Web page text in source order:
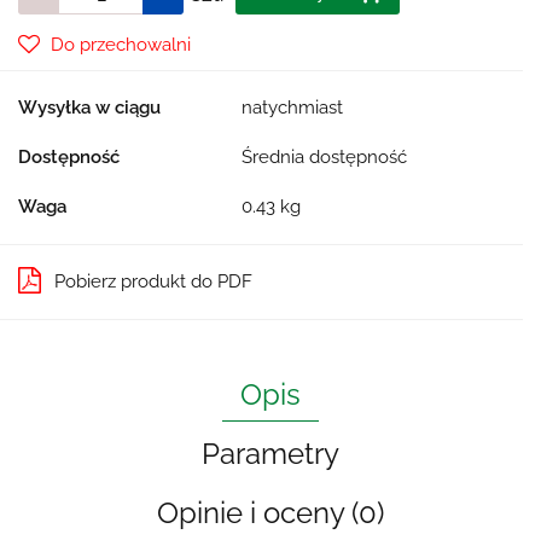
Do przechowalni
Wysyłka w ciągu natychmiast
Dostępność Średnia dostępność
Waga 0.43 kg
Pobierz produkt do PDF
Opis
Parametry
Opinie i oceny (0)